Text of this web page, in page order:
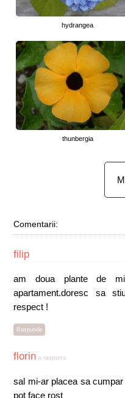
hydrangea
thunbergia
Comentarii:
filip
am doua plante de
apartament.doresc sa
respect !
Raspunde
florin a raspuns
sal mi-ar placea sa
pot face rost